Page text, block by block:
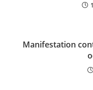
Manifestation